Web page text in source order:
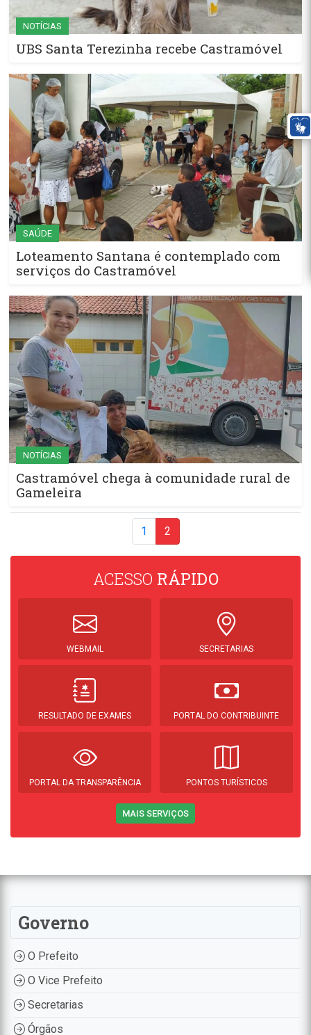
NOTÍCIAS
UBS Santa Terezinha recebe Castramóvel
SAÚDE
Loteamento Santana é contemplado com
serviços do Castramóvel
NOTÍCIAS
Castramóvel chega à comunidade rural de
Gameleira
1 2
ACESSO RÁPIDO
WEBMAIL SECRETARIAS
RESULTADO DE EXAMES PORTAL DO CONTRIBUINTE
PORTAL DA TRANSPARÊNCIA PONTOS TURÍSTICOS
MAIS SERVIÇOS
Governo
O Prefeito
O Vice Prefeito
Secretarias
Órgãos